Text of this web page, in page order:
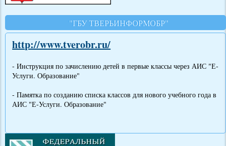
"ГБУ ТВЕРЬИНФОРМОБР"
http://www.tverobr.ru/
- Инструкция по зачислению детей в первые классы через АИС "Е-
Услуги. Образование"
- Памятка по созданию списка классов для нового учебного года в
АИС "Е-Услуги. Образование"